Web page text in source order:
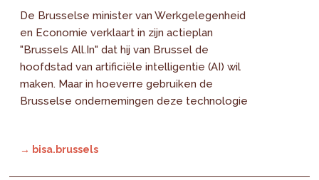
De Brusselse minister van Werkgelegenheid
en Economie verklaart in zijn actieplan
"Brussels All.In" dat hij van Brussel de
hoofdstad van artificiële intelligentie (AI) wil
maken. Maar in hoeverre gebruiken de
Brusselse ondernemingen deze technologie
→ bisa.brussels